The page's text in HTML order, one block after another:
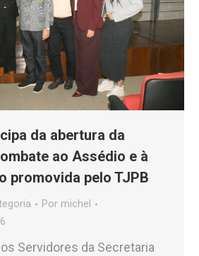
da abertura da
ao Assédio e à
promovida pelo TJPB
Por michel
Servidores da Secretaria